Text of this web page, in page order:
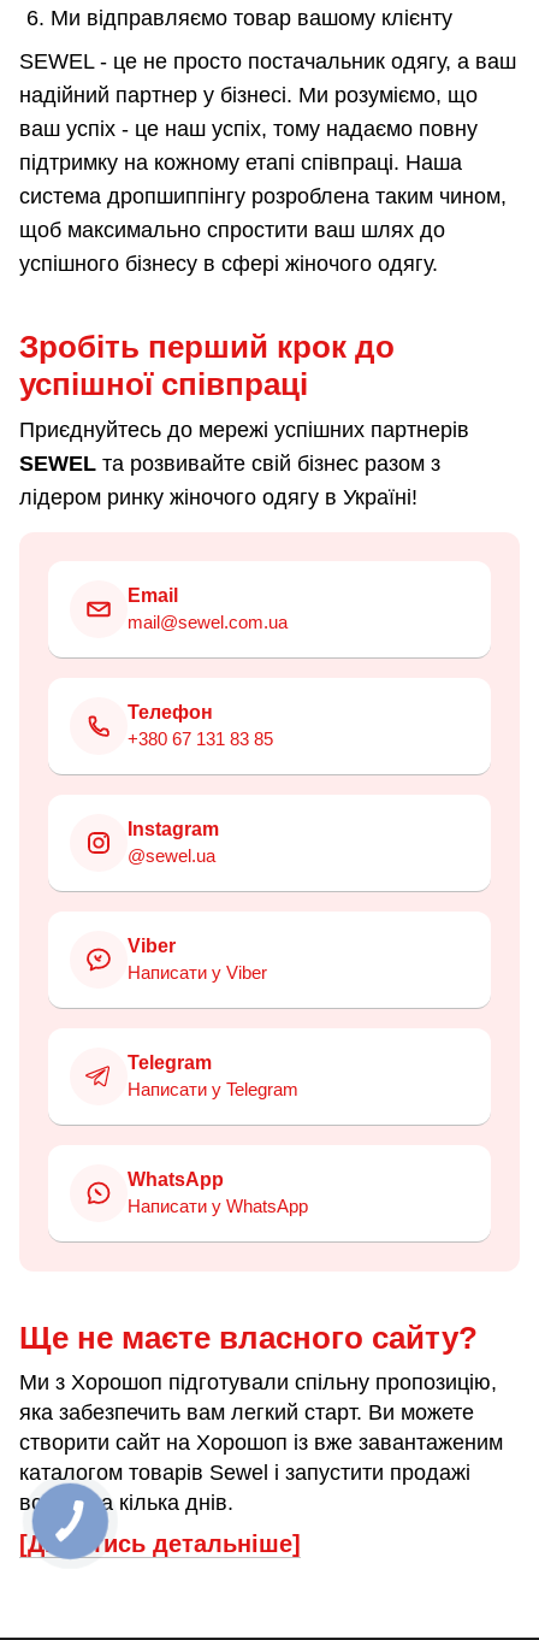
Ми відправляємо товар вашому клієнту
SEWEL - це не просто постачальник одягу, а ваш
надійний партнер у бізнесі. Ми розуміємо, що
ваш успіх - це наш успіх, тому надаємо повну
підтримку на кожному етапі співпраці. Наша
система дропшиппінгу розроблена таким чином,
щоб максимально спростити ваш шлях до
успішного бізнесу в сфері жіночого одягу.
Зробіть перший крок до
успішної співпраці
Приєднуйтесь до мережі успішних партнерів
SEWEL та розвивайте свій бізнес разом з
лідером ринку жіночого одягу в Україні!
Email
mail@sewel.com.ua
Телефон
+380 67 131 83 85
Instagram
@sewel.ua
Viber
Написати у Viber
Telegram
Написати у Telegram
WhatsApp
Написати у WhatsApp
Ще не маєте власного сайту?
Ми з Хорошоп підготували спільну пропозицію,
яка забезпечить вам легкий старт. Ви можете
створити сайт на Хорошоп із вже завантаженим
каталогом товарів Sewel і запустити продажі
всього за кілька днів.
[Дізнатись детальніше]